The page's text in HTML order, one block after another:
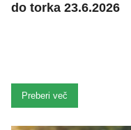
do torka 23.6.2026
Preberi več